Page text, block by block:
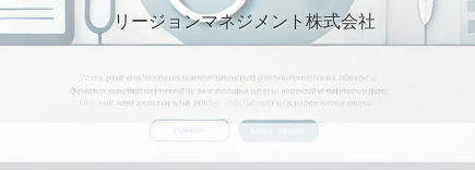
リージョンマネジメント株式会社